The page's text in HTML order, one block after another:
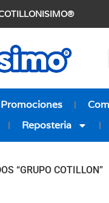
Promociones
Reposteria
“GRUPO COTILLON”